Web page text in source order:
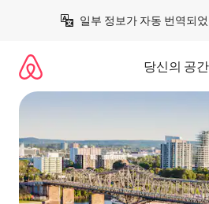
일부 정보가 자동 번역되
당신의 공